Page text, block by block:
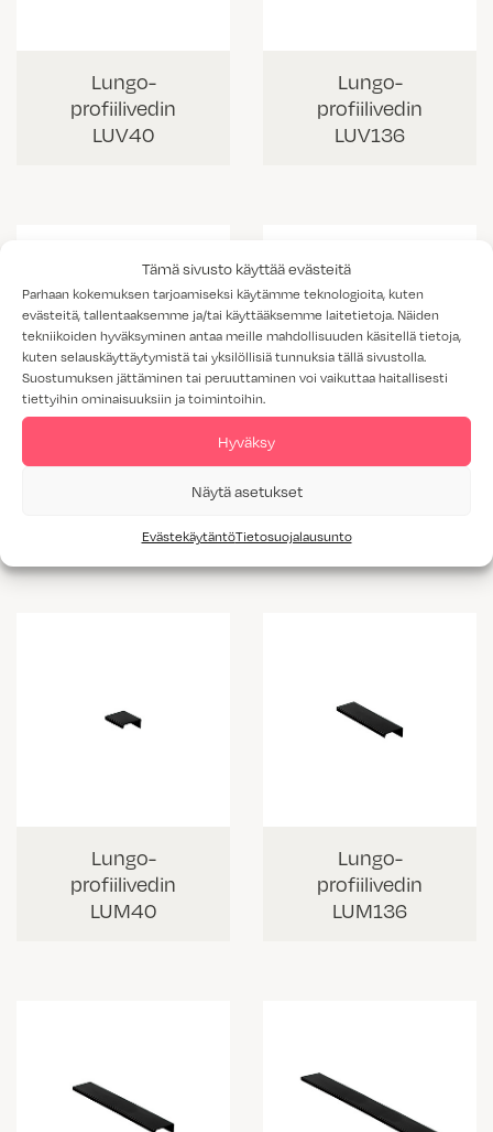
Tämä sivusto käyttää evästeitä
Parhaan kokemuksen tarjoamiseksi käytämme teknologioita, kuten
evästeitä, tallentaaksemme ja/tai käyttääksemme laitetietoja. Näiden
tekniikoiden hyväksyminen antaa meille mahdollisuuden käsitellä tietoja,
kuten selauskäyttäytymistä tai yksilöllisiä tunnuksia tällä sivustolla.
Suostumuksen jättäminen tai peruuttaminen voi vaikuttaa haitallisesti
tiettyihin ominaisuuksiin ja toimintoihin.
Hyväksy
Näytä asetukset
EvästekäytäntöTietosuojalausunto
Lungo-
profiilivedin
LUV40
Lungo-
profiilivedin
LUV136
Lungo-
Lungo-
Lungo-
profiilivedin
LUM40
Lungo-
profiilivedin
LUM136